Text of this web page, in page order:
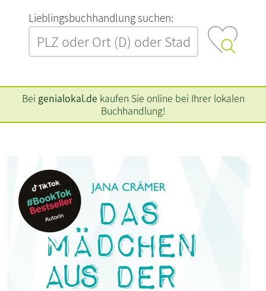
L‍i‍e‍b‍l‍i‍n‍g‍s‍b‍u‍c‍h‍h‍a‍n‍d‍l‍u‍n‍g‍ ‍s‍u‍c‍h‍e‍n‍:‍
Bei genialokal.de kaufen Sie online bei Ihrer lokalen
Buchhandlung!